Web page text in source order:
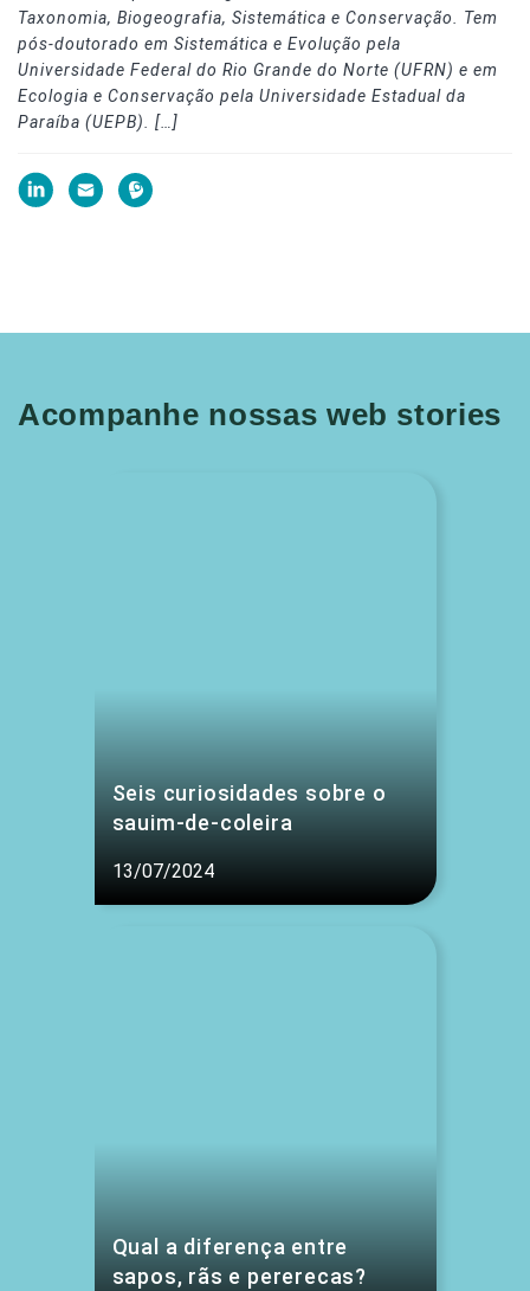
Taxonomia, Biogeografia, Sistemática e Conservação. Tem
pós-doutorado em Sistemática e Evolução pela
Universidade Federal do Rio Grande do Norte (UFRN) e em
Ecologia e Conservação pela Universidade Estadual da
Paraíba (UEPB). […]
Acompanhe nossas web stories
Seis curiosidades sobre o
sauim-de-coleira
13/07/2024
Qual a diferença entre
sapos, rãs e pererecas?